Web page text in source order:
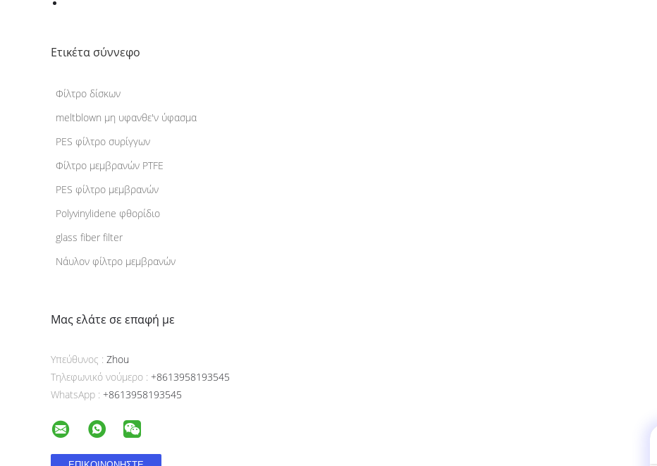
Ετικέτα σύννεφο
Φίλτρο δίσκων
meltblown μη υφανθε'ν ύφασμα
PES φίλτρο συρίγγων
Φίλτρο μεμβρανών PTFE
PES φίλτρο μεμβρανών
Polyvinylidene φθορίδιο
glass fiber filter
Νάυλον φίλτρο μεμβρανών
Μας ελάτε σε επαφή με
Υπεύθυνος : Zhou
Τηλεφωνικό νούμερο : +8613958193545
WhatsApp : +8613958193545